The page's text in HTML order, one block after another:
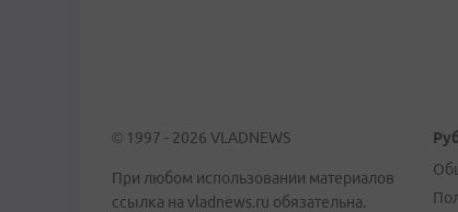
© 1997 - 2026 VLADNEWS
При любом использовании материалов
ссылка на vladnews.ru обязательна.